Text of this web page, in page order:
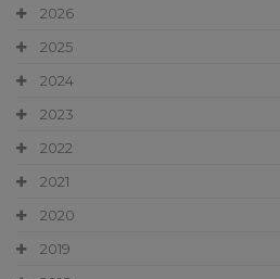
2026
2025
2024
2023
2022
2021
2020
2019